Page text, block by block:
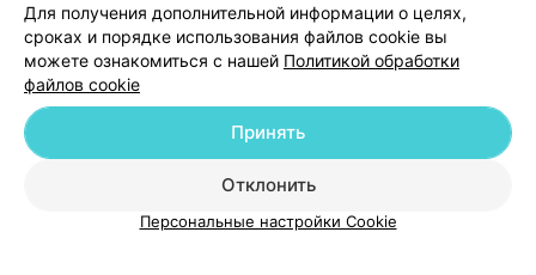
Добавить специалиста
О проекте Новости проекта
Размещение рекламы
Медицинский маркетинг
Публичный договор
Пользовательское соглашение
Способы оплаты
Для получения дополнительной информации о целях,
сроках и порядке использования файлов cookie вы
можете ознакомиться с нашей Политикой обработки
файлов cookie
Отклонить
Принять
Персональные настройки Cookie